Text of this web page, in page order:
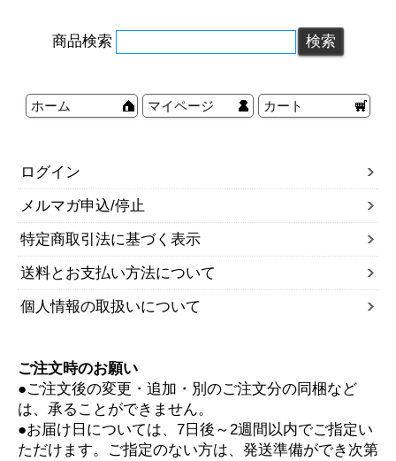
商品検索
ホーム マイページ カート
ログイン
メルマガ申込/停止
特定商取引法に基づく表示
送料とお支払い方法について
個人情報の取扱いについて
ご注文時のお願い
●ご注文後の変更・追加・別のご注文分の同梱など
は、承ることができません。
●お届け日については、7日後～2週間以内でご指定い
ただけます。ご指定のない方は、発送準備ができ次第